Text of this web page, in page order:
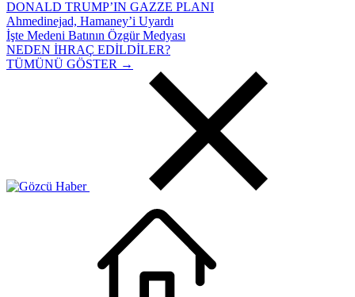
DONALD TRUMP’IN GAZZE PLANI
Ahmedinejad, Hamaney’i Uyardı
İşte Medeni Batının Özgür Medyası
NEDEN İHRAÇ EDİLDİLER?
TÜMÜNÜ GÖSTER →